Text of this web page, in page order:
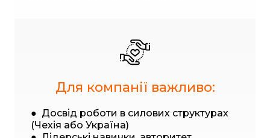
Для компанії важливо:
● Досвід роботи в силових структурах
(Чехія або Україна)